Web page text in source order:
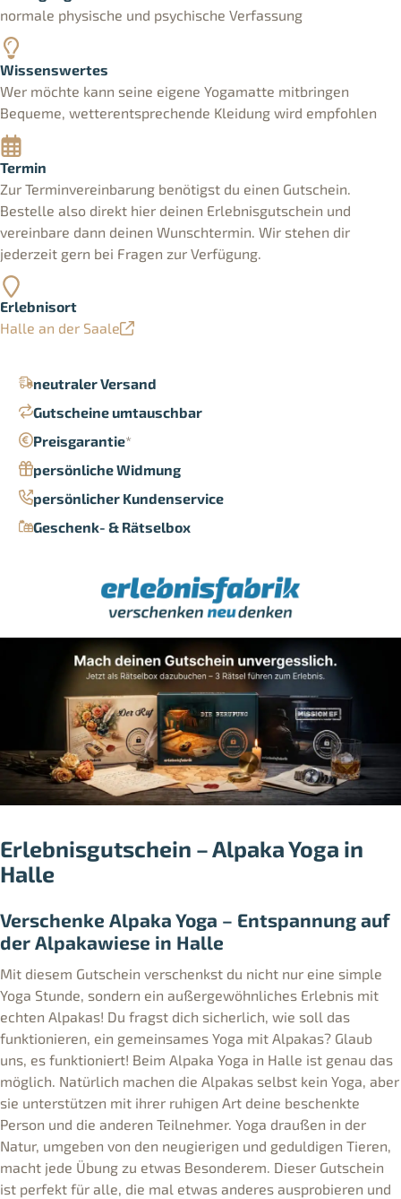
neutraler Versand
Gutscheine umtauschbar
Preisgarantie*
persönliche Widmung
persönlicher Kundenservice
Geschenk- & Rätselbox
normale physische und psychische Verfassung
Wissenswertes
Wer möchte kann seine eigene Yogamatte mitbringen
Bequeme, wetterentsprechende Kleidung wird empfohlen
Termin
Zur Terminvereinbarung benötigst du einen Gutschein.
Bestelle also direkt hier deinen Erlebnisgutschein und
vereinbare dann deinen Wunschtermin. Wir stehen dir
jederzeit gern bei Fragen zur Verfügung.
Erlebnisort
Halle an der Saale
Erlebnisgutschein – Alpaka Yoga in
Halle
Verschenke Alpaka Yoga – Entspannung auf
der Alpakawiese in Halle
Mit diesem Gutschein verschenkst du nicht nur eine simple
Yoga Stunde, sondern ein außergewöhnliches Erlebnis mit
echten Alpakas! Du fragst dich sicherlich, wie soll das
funktionieren, ein gemeinsames Yoga mit Alpakas? Glaub
uns, es funktioniert! Beim Alpaka Yoga in Halle ist genau das
möglich. Natürlich machen die Alpakas selbst kein Yoga, aber
sie unterstützen mit ihrer ruhigen Art deine beschenkte
Person und die anderen Teilnehmer. Yoga draußen in der
Natur, umgeben von den neugierigen und geduldigen Tieren,
macht jede Übung zu etwas Besonderem. Dieser Gutschein
ist perfekt für alle, die mal etwas anderes ausprobieren und